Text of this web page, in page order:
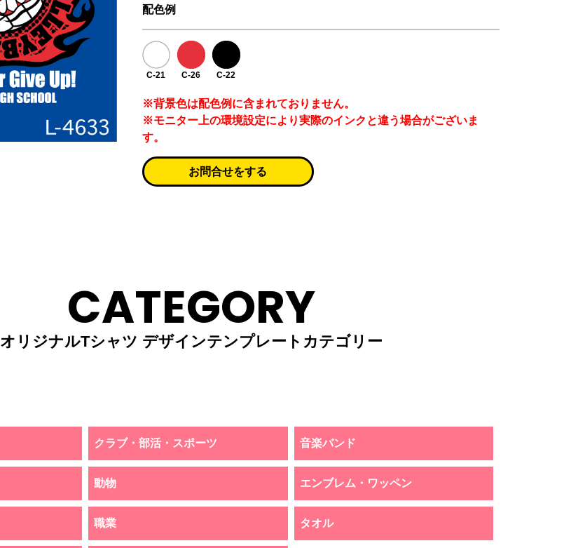
配色例
C-21 C-26 C-22
※背景色は配色例に含まれておりません。
※モニター上の環境設定により実際のインクと違う場合がございま
す。
お問合せをする
CATEGORY
オリジナルTシャツ デザインテンプレートカテゴリー
クラブ・部活・スポーツ 音楽バンド
動物 エンブレム・ワッペン
職業 タオル